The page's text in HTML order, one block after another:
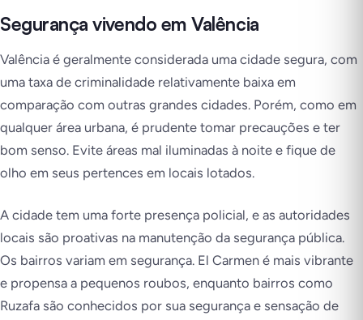
Segurança vivendo em Valência
Valência é geralmente considerada uma cidade segura, com
uma taxa de criminalidade relativamente baixa em
comparação com outras grandes cidades. Porém, como em
qualquer área urbana, é prudente tomar precauções e ter
bom senso. Evite áreas mal iluminadas à noite e fique de
olho em seus pertences em locais lotados.
A cidade tem uma forte presença policial, e as autoridades
locais são proativas na manutenção da segurança pública.
Os bairros variam em segurança. El Carmen é mais vibrante
e propensa a pequenos roubos, enquanto bairros como
Ruzafa são conhecidos por sua segurança e sensação de